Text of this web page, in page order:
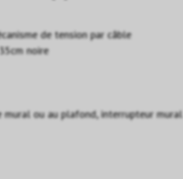
de tension par câble
noire
ou au plafond, interrupteur mural